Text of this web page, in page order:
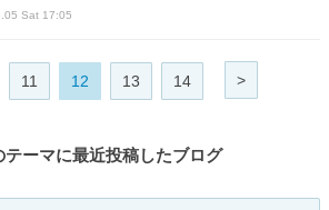
Sat 17:05
11 12 13 14 >
テーマに最近投稿したブログ